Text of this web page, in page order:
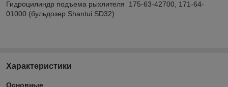
Гидроцилиндр подъема рыхлителя 175-63-42700, 171-64-
01000 (бульдозер Shantui SD32)
Характеристики
Основные